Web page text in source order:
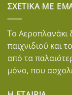
ΣΧΕΤΙΚΆ ΜΕ
Το Αεροπλανάκι
παιχνιδιού και
από τα
μόνο, που